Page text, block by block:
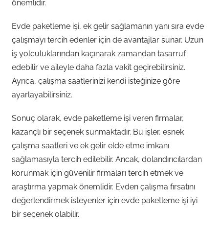
önemlidir.
Evde paketleme işi, ek gelir sağlamanın yanı sıra evde
çalışmayı tercih edenler için de avantajlar sunar. Uzun
iş yolculuklarından kaçınarak zamandan tasarruf
edebilir ve aileyle daha fazla vakit geçirebilirsiniz.
Ayrıca, çalışma saatlerinizi kendi isteğinize göre
ayarlayabilirsiniz.
Sonuç olarak, evde paketleme işi veren firmalar,
kazançlı bir seçenek sunmaktadır. Bu işler, esnek
çalışma saatleri ve ek gelir elde etme imkanı
sağlamasıyla tercih edilebilir. Ancak, dolandırıcılardan
korunmak için güvenilir firmaları tercih etmek ve
araştırma yapmak önemlidir. Evden çalışma fırsatını
değerlendirmek isteyenler için evde paketleme işi iyi
bir seçenek olabilir.